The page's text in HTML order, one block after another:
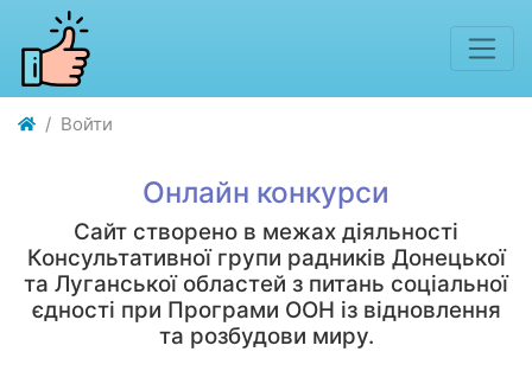
Войти
Онлайн конкурси
Сайт створено в межах діяльності
Консультативної групи радників Донецької
та Луганської областей з питань соціальної
єдності при Програми ООН із відновлення
та розбудови миру.